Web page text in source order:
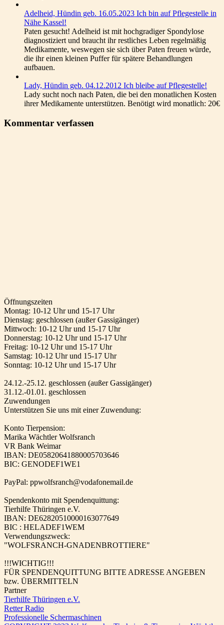
Adelheid, Hündin geb. 16.05.2023 Ich bin auf Pflegestelle in
Nähe Kassel!
Paten gesucht! Adelheid ist mit hochgradiger Spondylose
diagnostiziert und braucht ihr restliches Leben regelmäßig
Medikamente, weswegen sie sich über Paten freuen würde,
die ihr einen kleinen Puffer für spätere Behandlungen
aufbauen.
Lady, Hündin geb. 04.12.2012 Ich bleibe auf Pflegestelle!
Lady sucht noch nach Paten, die bei den monatlichen Kosten
ihrer Medikamente unterstützen. Benötigt wird monatlich: 20€
Kommentar verfassen
Öffnungszeiten
Montag: 10-12 Uhr und 15-17 Uhr
Dienstag: geschlossen (außer Gassigänger)
Mittwoch: 10-12 Uhr und 15-17 Uhr
Donnerstag: 10-12 Uhr und 15-17 Uhr
Freitag: 10-12 Uhr und 15-17 Uhr
Samstag: 10-12 Uhr und 15-17 Uhr
Sonntag: 10-12 Uhr und 15-17 Uhr
24.12.-25.12. geschlossen (außer Gassigänger)
31.12.-01.01. geschlossen
Zuwendungen
Unterstützen Sie uns mit einer Zuwendung:
Konto Tierpension:
Marika Wächtler Wolfsranch
VR Bank Weimar
IBAN: DE05820641880005703646
BIC: GENODEF1WE1
PayPal: ppwolfsranch@vodafonemail.de
Spendenkonto mit Spendenquittung:
Tierhilfe Thüringen e.V.
IBAN: DE62820510000163077649
BIC : HELADEF1WEM
Verwendungszweck:
"WOLFSRANCH-GNADENBROTTIERE"
!!!WICHTIG!!!
FÜR SPENDENQUITTUNG BITTE ADRESSE ANGEBEN
bzw. ÜBERMITTELN
Partner
Tierhilfe Thüringen e.V.
Retter Radio
Professionelle Schermaschinen